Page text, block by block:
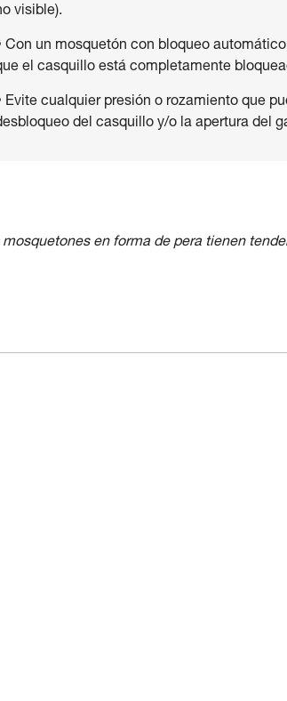
visible).
Con un mosquetón con bloqueo
el casquillo está completamente
Evite cualquier presión o rozamiento que
del casquillo y/o la apertura del
en forma de pera tienen